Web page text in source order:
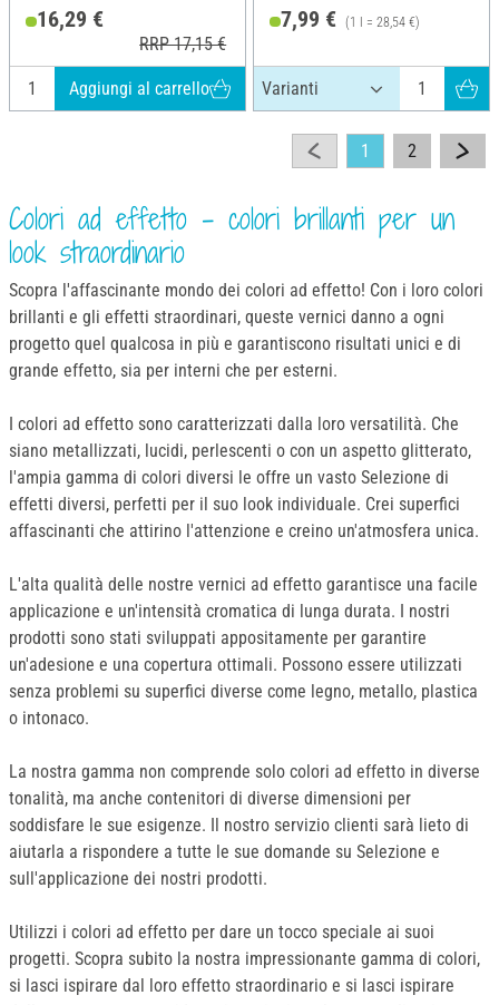
16,29 €
RRP 17,15 €
Aggiungi al carrello
7,99 € (1 l = 28,54 €)
1 2
Colori ad effetto - colori brillanti per un
look straordinario
Scopra l'affascinante mondo dei colori ad effetto! Con i loro colori
brillanti e gli effetti straordinari, queste vernici danno a ogni
progetto quel qualcosa in più e garantiscono risultati unici e di
grande effetto, sia per interni che per esterni.
I colori ad effetto sono caratterizzati dalla loro versatilità. Che
siano metallizzati, lucidi, perlescenti o con un aspetto glitterato,
l'ampia gamma di colori diversi le offre un vasto Selezione di
effetti diversi, perfetti per il suo look individuale. Crei superfici
affascinanti che attirino l'attenzione e creino un'atmosfera unica.
L'alta qualità delle nostre vernici ad effetto garantisce una facile
applicazione e un'intensità cromatica di lunga durata. I nostri
prodotti sono stati sviluppati appositamente per garantire
un'adesione e una copertura ottimali. Possono essere utilizzati
senza problemi su superfici diverse come legno, metallo, plastica
o intonaco.
La nostra gamma non comprende solo colori ad effetto in diverse
tonalità, ma anche contenitori di diverse dimensioni per
soddisfare le sue esigenze. Il nostro servizio clienti sarà lieto di
aiutarla a rispondere a tutte le sue domande su Selezione e
sull'applicazione dei nostri prodotti.
Utilizzi i colori ad effetto per dare un tocco speciale ai suoi
progetti. Scopra subito la nostra impressionante gamma di colori,
si lasci ispirare dal loro effetto straordinario e si lasci ispirare